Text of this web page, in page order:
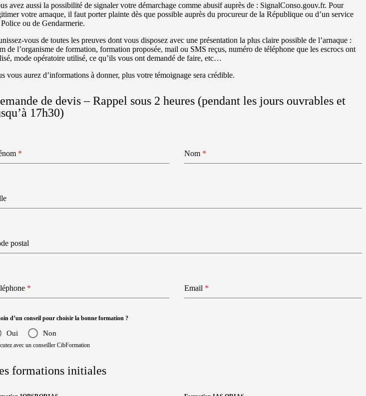
avez aussi la possibilité de signaler votre démarchage comme abusif auprès de : SignalConso.gouv.fr. Pour
votre arnaque, il faut porter plainte dès que possible auprès du procureur de la République ou d’un service
ou de Gendarmerie.
vous de toutes les preuves dont vous disposez avec une présentation la plus claire possible de l’arnaque :
de l’organisme de formation, formation proposée, mail ou SMS reçus, numéro de téléphone que les escrocs ont
mode opératoire utilisé, ce qu’ils vous ont demandé de faire, etc…
vous aurez d’informations à donner, plus votre témoignage sera crédible.
de devis – Rappel sous 2 heures (pendant les jours ouvrables et
17h30)
* Nom *
postal
* Email *
d’un conseil pour choisir la bonne formation ?
Oui Non
avec un conseiller CibFormation
formations initiales